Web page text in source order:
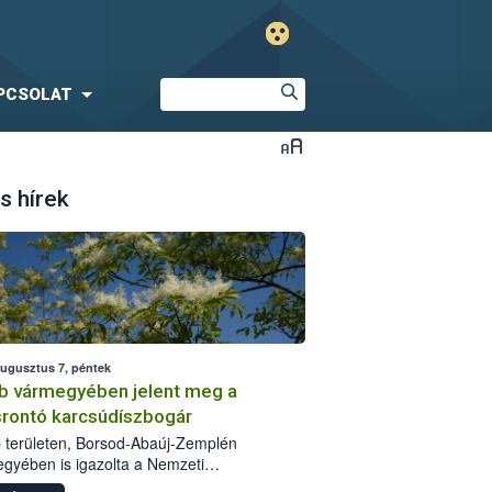
hírek
7, péntek
vármegyében jelent meg a
karcsúdíszbogár
területen, Borsod-Abaúj-Zemplén
is igazolta a Nemzeti
biztonsági Hivatal (Nébih) a